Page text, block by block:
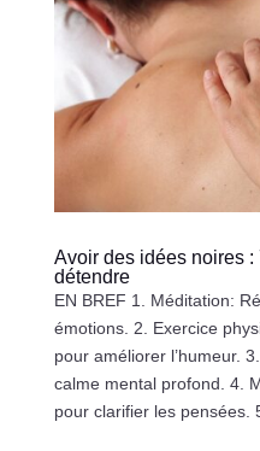
Avoir des idées noires
détendre
EN BREF 1. Méditation:
émotions. 2. Exercice
pour améliorer l’humeur.
calme mental profond. 4.
pour clarifier les pensées.